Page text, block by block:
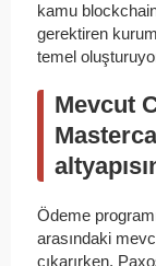
kamu
gerektiren
temel
Mevcut
Ödeme
arasındaki
çıkarırken,